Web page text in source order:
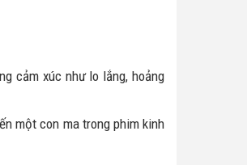
cảm xúc như lo lắng, hoảng
một con ma trong phim kinh